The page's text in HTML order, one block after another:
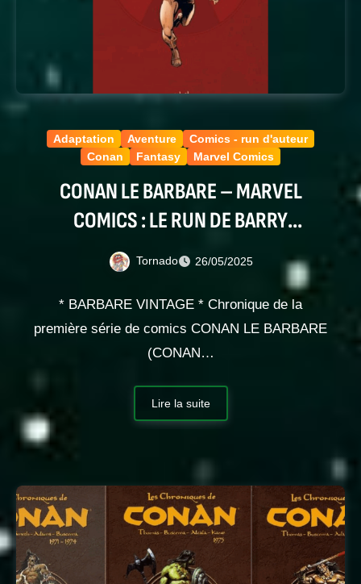
Adaptation Aventure
Comics - run d'auteur
Conan
Fantasy Marvel Comics
CONAN LE BARBARE – MARVEL
COMICS : LE RUN DE BARRY
WINDSOR-SMITH
Tornado 26/05/2025
* BARBARE VINTAGE * Chronique de la
première série de comics CONAN LE BARBARE
(CONAN…
Lire la suite